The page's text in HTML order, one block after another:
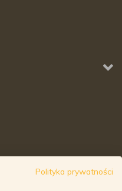
Polityka prywatności